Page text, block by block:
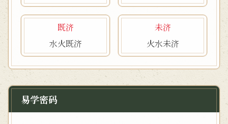
既济
水火既济
未济
火水未济
易学密码